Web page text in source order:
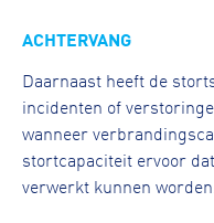
ACHTERVANG
Daarnaast heeft de
incidenten of
wanneer
stortcapaciteit ervoor
verwerkt kunnen worden.